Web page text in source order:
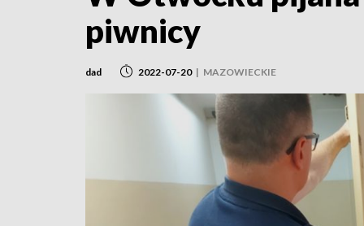
piwnicy
dad 2022-07-20 | MAZOWIECKIE